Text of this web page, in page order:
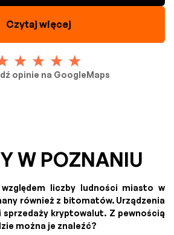
Czytaj więcej
opinie na GoogleMaps
W POZNANIU
liczby ludności miasto w
również z bitomatów. Urządzenia
sprzedaży kryptowalut. Z pewnością
można je znaleźć?